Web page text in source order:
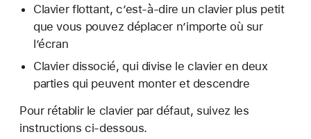
Clavier flottant, c’est-à-dire un clavier plus petit
que vous pouvez déplacer n’importe où sur
l’écran
Clavier dissocié, qui divise le clavier en deux
parties qui peuvent monter et descendre
Pour rétablir le clavier par défaut, suivez les
instructions ci-dessous.